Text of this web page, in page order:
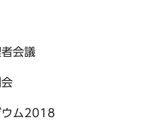
会議
ウム2018